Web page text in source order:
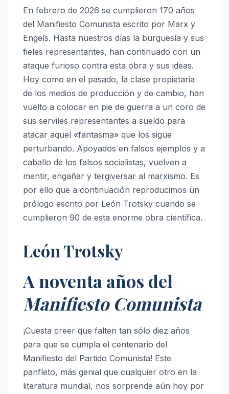
En febrero de 2026 se cumplieron 170 años
del Manifiesto Comunista escrito por Marx y
Engels. Hasta nuestros días la burguesía y sus
fieles representantes, han continuado con un
ataque furioso contra esta obra y sus ideas.
Hoy como en el pasado, la clase propietaria
de los medios de producción y de cambio, han
vuelto a colocar en pie de guerra a un coro de
sus serviles representantes a sueldo para
atacar aquel «fantasma» que los sigue
perturbando. Apoyados en falsos ejemplos y a
caballo de los falsos socialistas, vuelven a
mentir, engañar y tergiversar al marxismo. Es
por ello que a continuación reproducimos un
prólogo escrito por León Trotsky cuando se
cumplieron 90 de esta enorme obra científica.
León Trotsky
A noventa años del
Manifiesto Comunista
¡Cuesta creer que falten tan sólo diez años
para que se cumpla el centenario del
Manifiesto del Partido Comunista! Este
panfleto, más genial que cualquier otro en la
literatura mundial, nos sorprende aún hoy por